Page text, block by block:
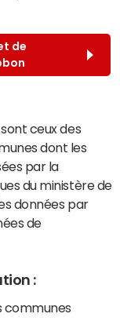
de
ceux des
dont les
par la
du ministère de
données par
de
:
communes